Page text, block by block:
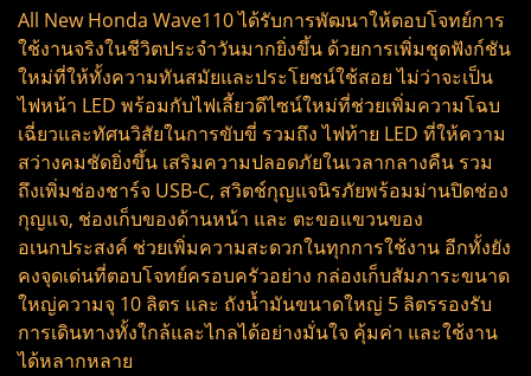
All New Honda Wave110 ได้รับการพัฒนาให้ตอบโจทย์การ
ใช้งานจริงในชีวิตประจำวันมากยิ่งขึ้น ด้วยการเพิ่มชุดฟังก์ชัน
ใหม่ที่ให้ทั้งความทันสมัยและประโยชน์ใช้สอย ไม่ว่าจะเป็น
ไฟหน้า LED พร้อมกับไฟเลี้ยวดีไซน์ใหม่ที่ช่วยเพิ่มความโฉบ
เฉี่ยวและทัศนวิสัยในการขับขี่ รวมถึง ไฟท้าย LED ที่ให้ความ
สว่างคมชัดยิ่งขึ้น เสริมความปลอดภัยในเวลากลางคืน รวม
ถึงเพิ่มช่องชาร์จ USB-C, สวิตช์กุญแจนิรภัยพร้อมม่านปิดช่อง
กุญแจ, ช่องเก็บของด้านหน้า และ ตะขอแขวนของ
อเนกประสงค์ ช่วยเพิ่มความสะดวกในทุกการใช้งาน อีกทั้งยัง
คงจุดเด่นที่ตอบโจทย์ครอบครัวอย่าง กล่องเก็บสัมภาระขนาด
ใหญ่ความจุ 10 ลิตร และ ถังน้ำมันขนาดใหญ่ 5 ลิตรรองรับ
การเดินทางทั้งใกล้และไกลได้อย่างมั่นใจ คุ้มค่า และใช้งาน
ได้หลากหลาย